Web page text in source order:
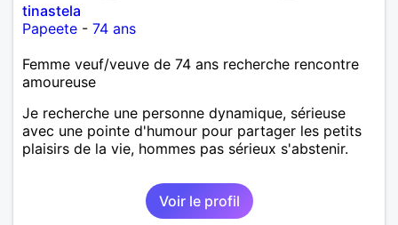
tinastela
Papeete - 74 ans
Femme veuf/veuve de 74 ans recherche rencontre
amoureuse
Je recherche une personne dynamique, sérieuse
avec une pointe d'humour pour partager les petits
plaisirs de la vie, hommes pas sérieux s'abstenir.
Voir le profil